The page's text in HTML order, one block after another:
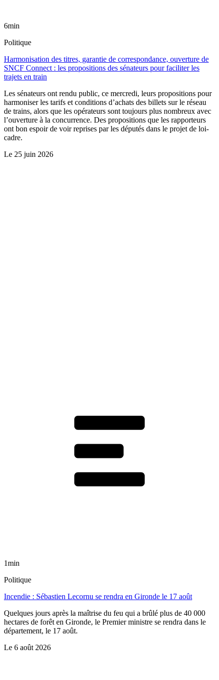
6min
Politique
Harmonisation des titres, garantie de correspondance, ouverture de
SNCF Connect : les propositions des sénateurs pour faciliter les
trajets en train
Les sénateurs ont rendu public, ce mercredi, leurs propositions pour
harmoniser les tarifs et conditions d’achats des billets sur le réseau
de trains, alors que les opérateurs sont toujours plus nombreux avec
l’ouverture à la concurrence. Des propositions que les rapporteurs
ont bon espoir de voir reprises par les députés dans le projet de loi-
cadre.
Le 25 juin 2026
1min
Politique
Incendie : Sébastien Lecornu se rendra en Gironde le 17 août
Quelques jours après la maîtrise du feu qui a brûlé plus de 40 000
hectares de forêt en Gironde, le Premier ministre se rendra dans le
département, le 17 août.
Le 6 août 2026